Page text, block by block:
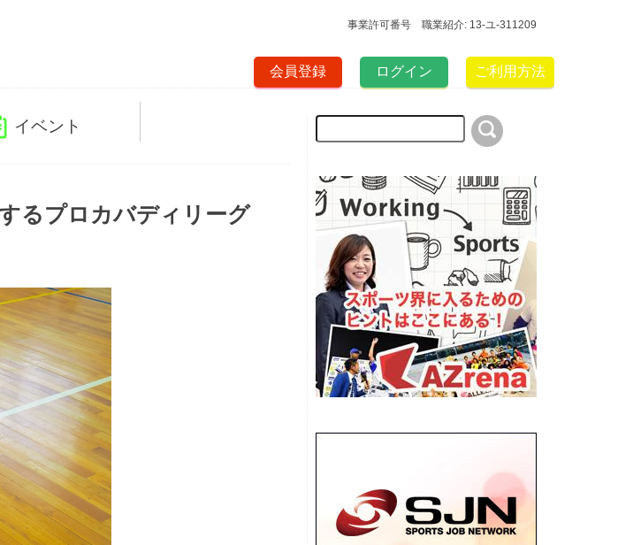
事業許可番号 職業紹介: 13-ユ-311209
会員登録 ログイン ご利用方法
イベント
るプロカバディリーグ